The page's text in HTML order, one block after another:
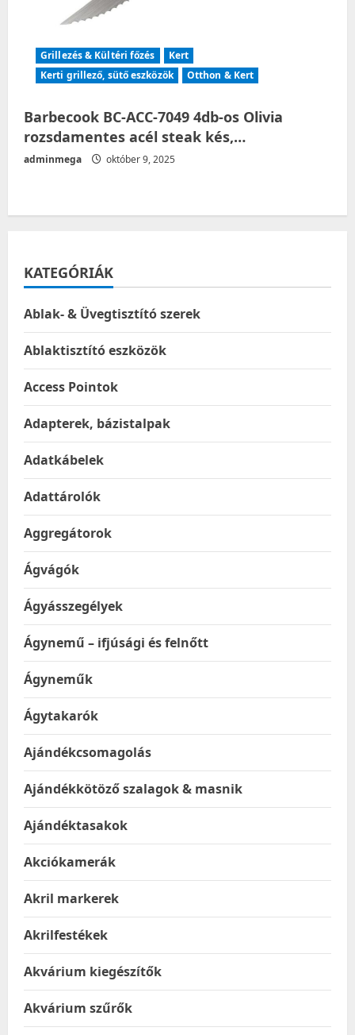
Grillezés & Kültéri főzés
Kert
Kerti grillező, sütő eszközök
Otthon & Kert
Barbecook BC-ACC-7049 4db-os Olivia
rozsdamentes acél steak kés,…
adminmega október 9, 2025
KATEGÓRIÁK
Ablak- & Üvegtisztító szerek
Ablaktisztító eszközök
Access Pointok
Adapterek, bázistalpak
Adatkábelek
Adattárolók
Aggregátorok
Ágvágók
Ágyásszegélyek
Ágynemű – ifjúsági és felnőtt
Ágyneműk
Ágytakarók
Ajándékcsomagolás
Ajándékkötöző szalagok & masnik
Ajándéktasakok
Akciókamerák
Akril markerek
Akrilfestékek
Akvárium kiegészítők
Akvárium szűrők